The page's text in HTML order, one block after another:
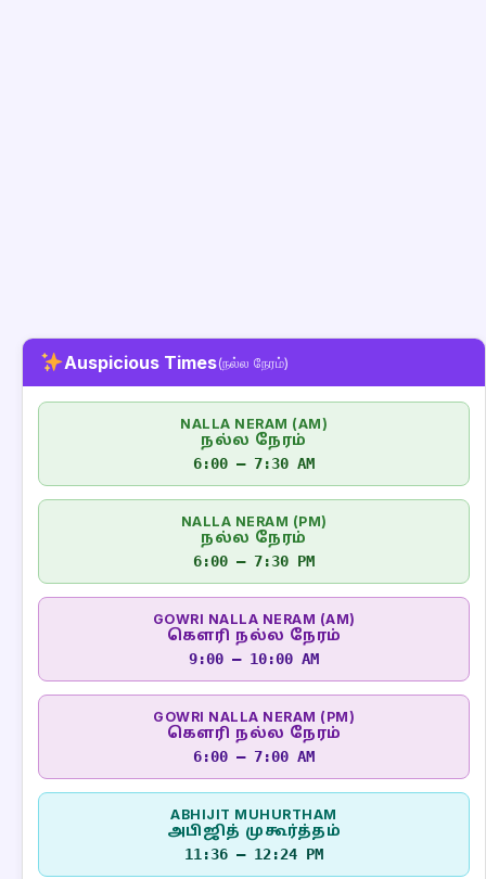
Auspicious Times(நல்ல நேரம்)
NALLA NERAM (AM)
நல்ல நேரம்
6:00 – 7:30 AM
NALLA NERAM (PM)
நல்ல நேரம்
6:00 – 7:30 PM
GOWRI NALLA NERAM (AM)
கௌரி நல்ல நேரம்
9:00 – 10:00 AM
GOWRI NALLA NERAM (PM)
கௌரி நல்ல நேரம்
6:00 – 7:00 AM
ABHIJIT MUHURTHAM
அபிஜித் முகூர்த்தம்
11:36 – 12:24 PM